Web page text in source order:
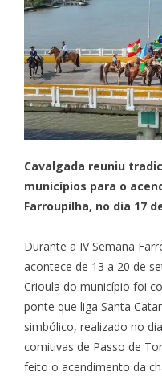
Cavalgada reuniu
municípios para o
Farroupilha, no dia 17
Durante a IV Semana
acontece de 13 a 20 de
Crioula do município foi
ponte que liga Santa
simbólico, realizado no
comitivas de Passo de
feito o acendimento da